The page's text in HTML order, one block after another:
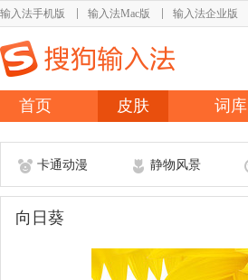
输入法手机版 输入法Mac版 输入法企业版
首页 皮肤 词库
卡通动漫 静物风景
向日葵